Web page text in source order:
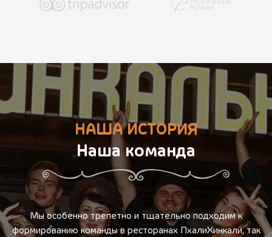
НАША ИСТОРИЯ
Наша команда
Мы особенно трепетно и тщательно подходим к
формированию команды в ресторанах ПхалиХинкали, так